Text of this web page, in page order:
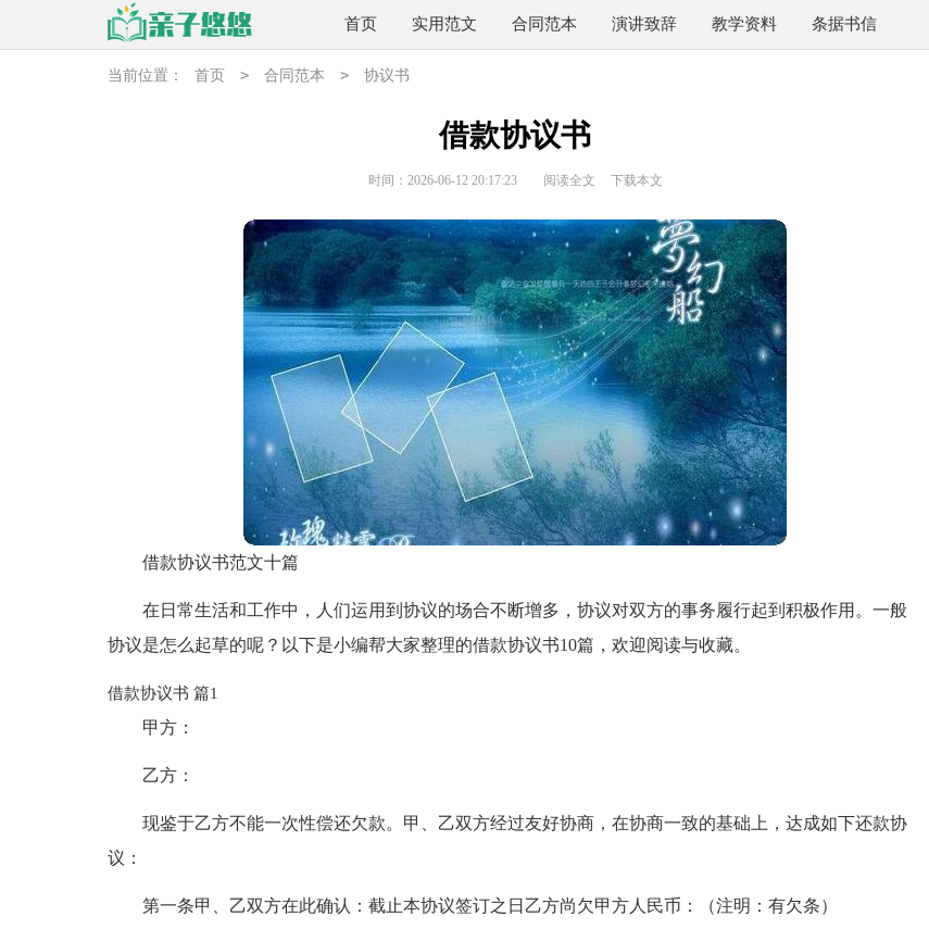
首页 实用范文 合同范本 演讲致辞 教学资料 条据书信
当前位置： 首页 > 合同范本 > 协议书
借款协议书
时间：2026-06-12 20:17:23 阅读全文 下载本文
借款协议书范文十篇
在日常生活和工作中，人们运用到协议的场合不断增多，协议对双方的事务履行起到积极作用。一般
协议是怎么起草的呢？以下是小编帮大家整理的借款协议书10篇，欢迎阅读与收藏。
借款协议书 篇1
甲方：
乙方：
现鉴于乙方不能一次性偿还欠款。甲、乙双方经过友好协商，在协商一致的基础上，达成如下还款协
议：
第一条甲、乙双方在此确认：截止本协议签订之日乙方尚欠甲方人民币：（注明：有欠条）